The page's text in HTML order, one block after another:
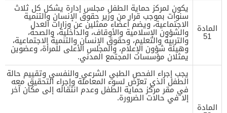
المادة
51
يكون لمركز حماية الطفل مجلس إدارة يشكل كل ثلاث
سنوات بموجب قرار من وزير حقوق الإنسان والتنمية
الاجتماعية، ويضم أعضاء ممثلين عن وزارات العدل
والشؤون الإسلامية والأوقاف، والداخلية، والصحة،
والتربية والتعليم، وحقوق الإنسان والتنمية الاجتماعية،
وهيئة شؤون الإعلام، والمجلس الأعلى للمرأة، وعضوين
يمثلان مؤسسات المجتمع المدني.
المادة
يجب إجراء الفحص الطبي الشرعي والنفسي وتقييم حالة
الطفل الذي تعرّض لسوء المعاملة وإجراء التحقيق معه
في مقر مركز حماية الطفل وعدم انتقاله إلى مكان آخر
إلا في حالات الضرورة.